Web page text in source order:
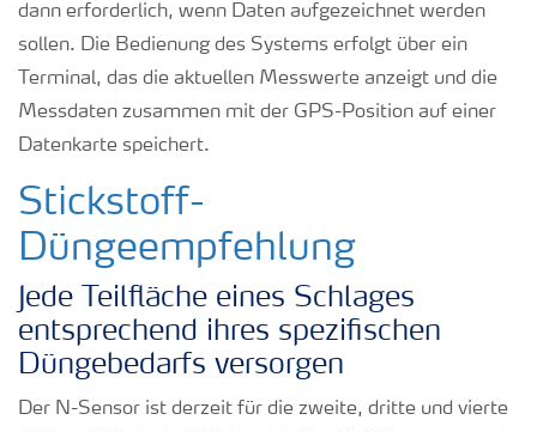
dann erforderlich, wenn Daten aufgezeichnet werden
sollen. Die Bedienung des Systems erfolgt über ein
Terminal, das die aktuellen Messwerte anzeigt und die
Messdaten zusammen mit der GPS-Position auf einer
Datenkarte speichert.
Stickstoff-
Düngeempfehlung
Jede Teilfläche eines Schlages
entsprechend ihres spezifischen
Düngebedarfs versorgen
Der N-Sensor ist derzeit für die zweite, dritte und vierte